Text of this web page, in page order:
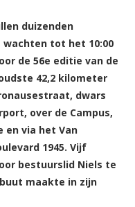
duizenden
wachten tot het 10:00
de 56e editie van de
42,2 kilometer
dwars
over de Campus,
en via het Van
1945. Vijf
bestuurslid Niels te
maakte in zijn